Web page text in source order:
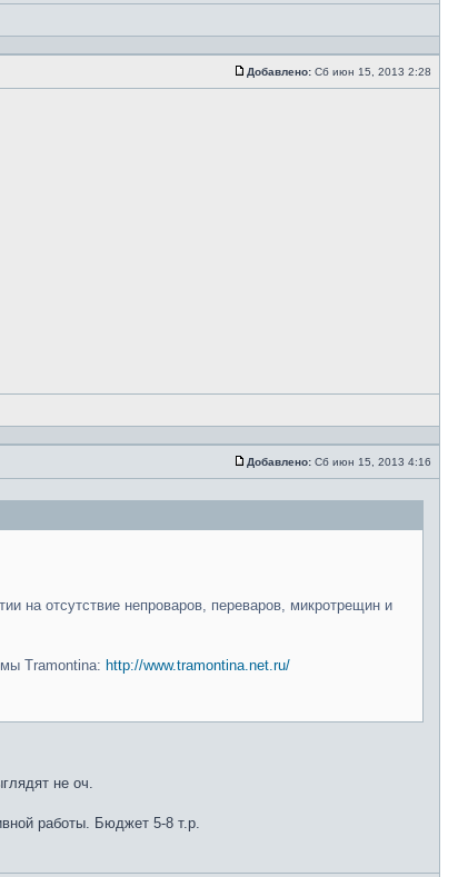
Добавлено: Сб июн 15, 2013 2:28
Добавлено: Сб июн 15, 2013 4:16
на отсутствие непроваров, переваров, микротрещин и
Tramontina: http://www.tramontina.net.ru/
не оч.
работы. Бюджет 5-8 т.р.